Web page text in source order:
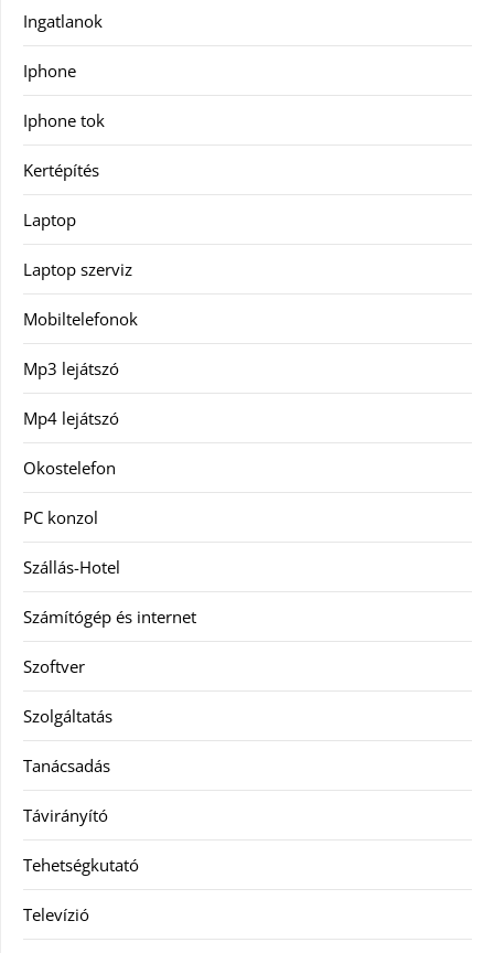
Ingatlanok
Iphone
Iphone tok
Kertépítés
Laptop
Laptop szerviz
Mobiltelefonok
Mp3 lejátszó
Mp4 lejátszó
Okostelefon
PC konzol
Szállás-Hotel
Számítógép és internet
Szoftver
Szolgáltatás
Tanácsadás
Távirányító
Tehetségkutató
Televízió